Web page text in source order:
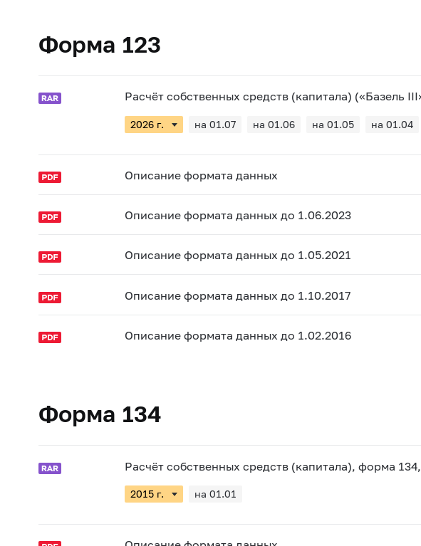
Форма 123
Расчёт собственных средств (капитала) («Базель
на 01.07 на 01.06 на 01.05 на 01.04
Описание формата данных
Описание формата данных до 1.06.2023
Описание формата данных до 1.05.2021
Описание формата данных до 1.10.2017
Описание формата данных до 1.02.2016
Форма 134
Расчёт собственных средств (капитала), форма
на 01.01